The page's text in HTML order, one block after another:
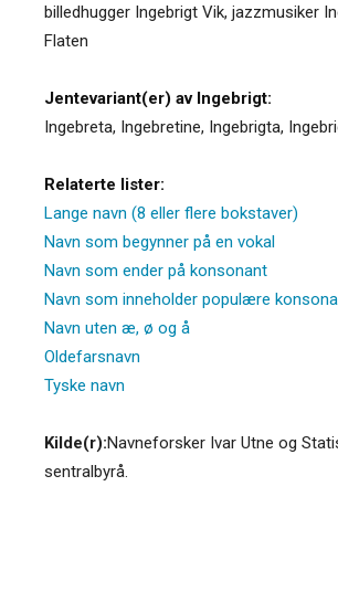
billedhugger Ingebrigt Vik, jazzmusiker
Flaten
Jentevariant(er) av Ingebrigt:
Ingebreta, Ingebretine, Ingebrigta,
Relaterte lister:
Lange navn (8 eller flere bokstaver)
Navn som begynner på en vokal
Navn som ender på konsonant
Navn som inneholder populære
Navn uten æ, ø og å
Oldefarsnavn
Tyske navn
Kilde(r):Navneforsker Ivar Utne og
sentralbyrå.